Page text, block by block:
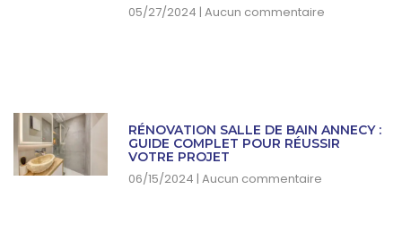
05/27/2024 Aucun commentaire
RÉNOVATION SALLE DE BAIN ANNECY :
GUIDE COMPLET POUR RÉUSSIR
VOTRE PROJET
06/15/2024 Aucun commentaire